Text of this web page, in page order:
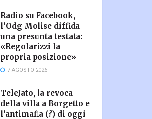
Radio su Facebook,
l’Odg Molise diffida
una presunta testata:
«Regolarizzi la
propria posizione»
7 AGOSTO 2026
TeleJato, la revoca
della villa a Borgetto e
l’antimafia (?) di oggi